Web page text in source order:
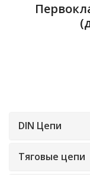
DIN Цепи
Тяговые цепи